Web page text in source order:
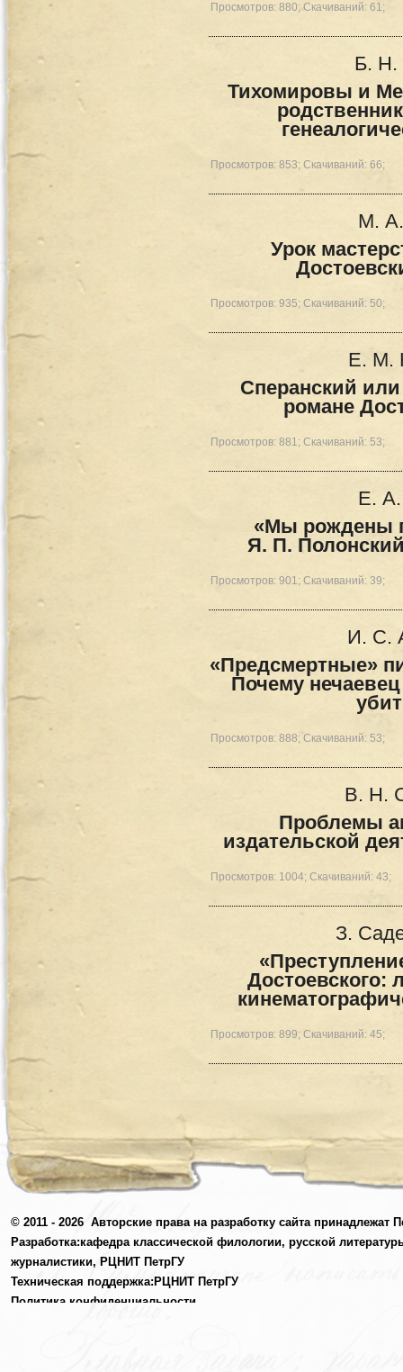
Просмотров: 880; Скачиваний: 61;
Б. Н.
Тихомировы и
Просмотров: 853; Скачиваний: 66;
М.
Урок
Просмотров: 935; Скачиваний: 50;
Е. М.
Сперанский
романе
Просмотров: 881; Скачиваний: 53;
Е.
«Мы рождены
Я. П.
Просмотров: 901; Скачиваний: 39;
И. С.
«Предсмертные»
Почему
Просмотров: 888; Скачиваний: 53;
В. Н.
Проблемы
издательской
Просмотров: 1004; Скачиваний: 43;
З.
Достоевского:
Просмотров: 899; Скачиваний: 45;
© 2011 - 2026 Авторские права на разработку сайта принадлежат
Разработка:кафедра классической филологии, русской
журналистики, РЦНИТ ПетрГУ
Техническая поддержка: РЦНИТ ПетрГУ
Политика конфиденциальности